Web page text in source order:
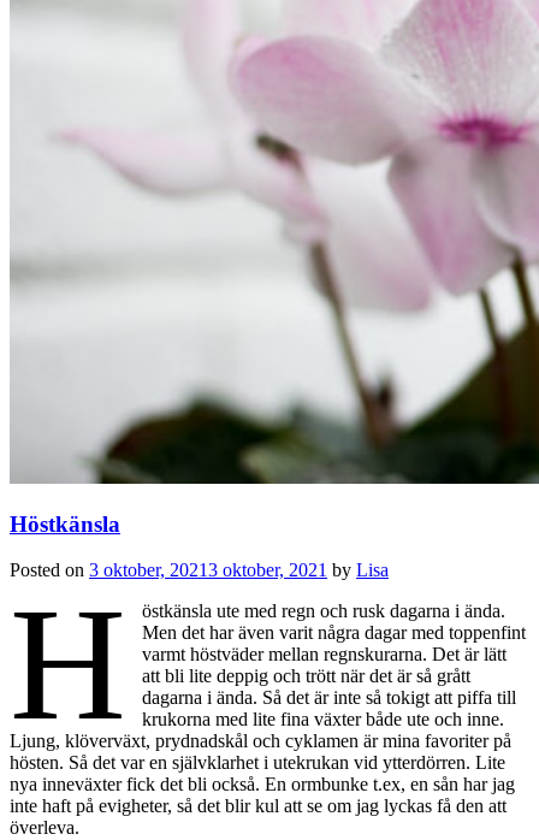
Höstkänsla
Posted on 3 oktober, 20213 oktober, 2021 by Lisa
H
östkänsla ute med regn och rusk dagarna i ända.
Men det har även varit några dagar med toppenfint
varmt höstväder mellan regnskurarna. Det är lätt
att bli lite deppig och trött när det är så grått
dagarna i ända. Så det är inte så tokigt att piffa till
krukorna med lite fina växter både ute och inne.
Ljung, klöverväxt, prydnadskål och cyklamen är mina favoriter på
hösten. Så det var en självklarhet i utekrukan vid ytterdörren. Lite
nya inneväxter fick det bli också. En ormbunke t.ex, en sån har jag
inte haft på evigheter, så det blir kul att se om jag lyckas få den att
överleva.